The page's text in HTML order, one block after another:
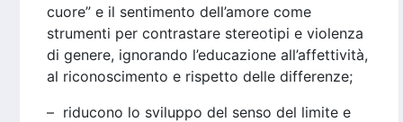
cuore” e il sentimento dell’amore come
strumenti per contrastare stereotipi e violenza
di genere, ignorando l’educazione all’affettività,
al riconoscimento e rispetto delle differenze;
– riducono lo sviluppo del senso del limite e